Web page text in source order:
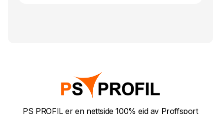
PS PROFIL er en nettside 100% eid av Proffsport